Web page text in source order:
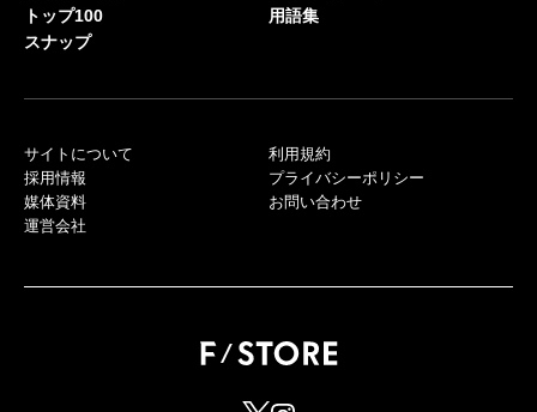
トップ100
スナップ
用語集
サイトについて
採用情報
媒体資料
運営会社
利用規約
プライバシーポリシー
お問い合わせ